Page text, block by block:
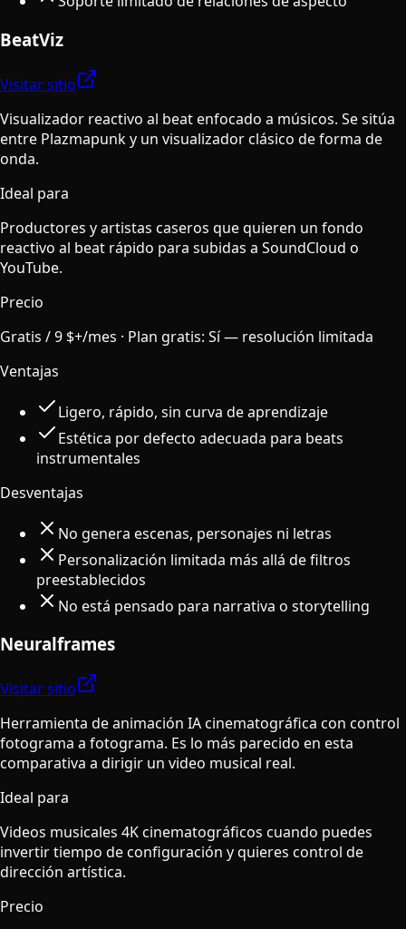
BeatViz
Visitar sitio
Visualizador reactivo al beat enfocado a músicos. Se sitúa
entre Plazmapunk y un visualizador clásico de forma de
onda.
Ideal para
Productores y artistas caseros que quieren un fondo
reactivo al beat rápido para subidas a SoundCloud o
YouTube.
Precio
Gratis / 9 $+/mes · Plan gratis: Sí — resolución limitada
Ventajas
Ligero, rápido, sin curva de aprendizaje
Estética por defecto adecuada para beats
instrumentales
Desventajas
No genera escenas, personajes ni letras
Personalización limitada más allá de filtros
preestablecidos
No está pensado para narrativa o storytelling
Neuralframes
Visitar sitio
Herramienta de animación IA cinematográfica con control
fotograma a fotograma. Es lo más parecido en esta
comparativa a dirigir un video musical real.
Ideal para
Videos musicales 4K cinematográficos cuando puedes
invertir tiempo de configuración y quieres control de
dirección artística.
Precio